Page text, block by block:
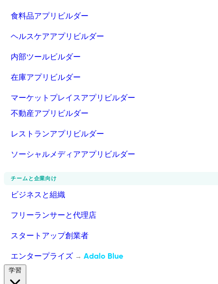
食料品アプリビルダー
ヘルスケアアプリビルダー
内部ツールビルダー
在庫アプリビルダー
マーケットプレイスアプリビルダー
不動産アプリビルダー
レストランアプリビルダー
ソーシャルメディアアプリビルダー
チームと企業向け
ビジネスと組織
フリーランサーと代理店
スタートアップ創業者
エンタープライズ → Adalo Blue